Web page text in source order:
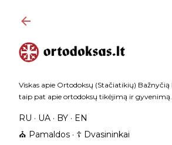
Praleisti ir pereiti prie
Viskas apie Ortodoksų (Stačiatikių) Bažnyčią
taip pat apie ortodoksų tikėjimą ir gyvenimą.
RU UA BY
EN
⛪️ Pamaldos
☦️ Dvasininkai